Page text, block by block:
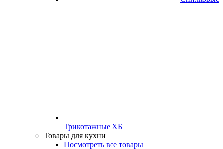
Трикотажные ХБ
Товары для кухни
Посмотреть все товары